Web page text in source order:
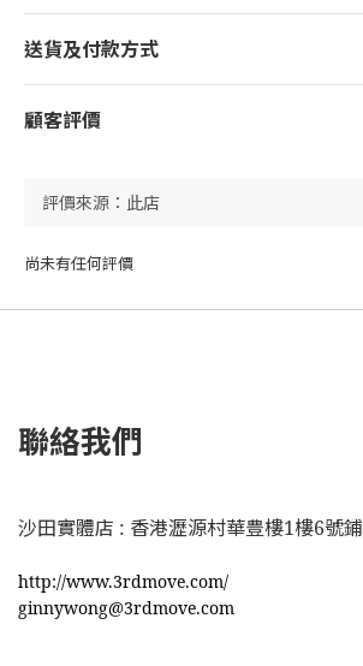
送貨及付款方式
顧客評價
尚未有任何評價
聯絡我們
沙田實體店 : 香港瀝源村華豊樓1樓6號鋪
http://www.3rdmove.com/
ginnywong@3rdmove.com